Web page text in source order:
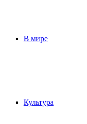
В мире
Культура